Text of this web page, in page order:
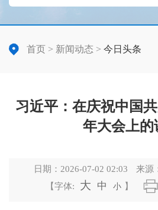
首页 > 新闻动态 > 今日头条
习近平：在庆祝中国
年大会上的
日期： 2026-07-02 02:03 来源
【字体:
大 中 小 】